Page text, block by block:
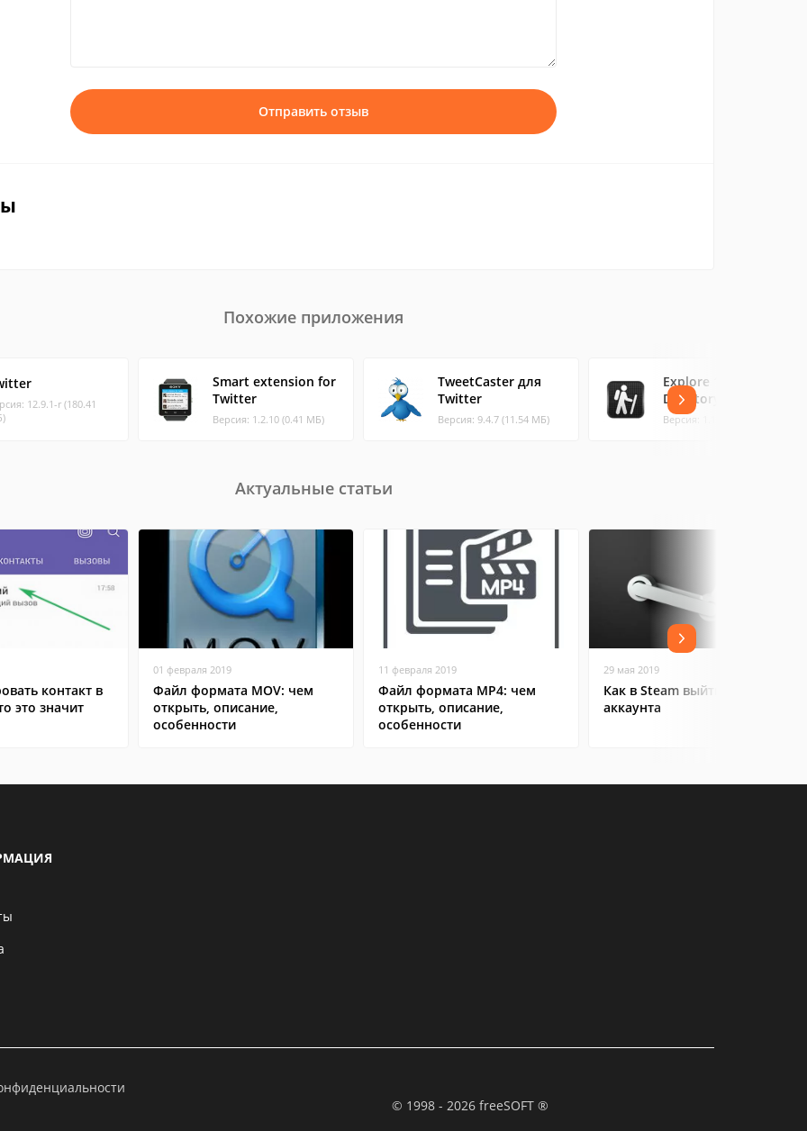
Отправить отзыв
Похожие приложения
12.9.1-r (180.41
Smart extension for
Twitter
Версия: 1.2.10 (0.41 МБ)
TweetCaster для
Twitter
Версия: 9.4.7 (11.54 МБ)
Explore 140: Twitter
Directory
Версия: 1.1.1 (3.92 МБ)
Актуальные статьи
контакт в
это значит
01 февраля 2019
Файл формата MOV: чем
открыть, описание,
особенности
11 февраля 2019
Файл формата MP4: чем
открыть, описание,
особенности
29 мая 2019
Как в Steam выйти из
аккаунта
© 1998 - 2026 freeSOFT ®